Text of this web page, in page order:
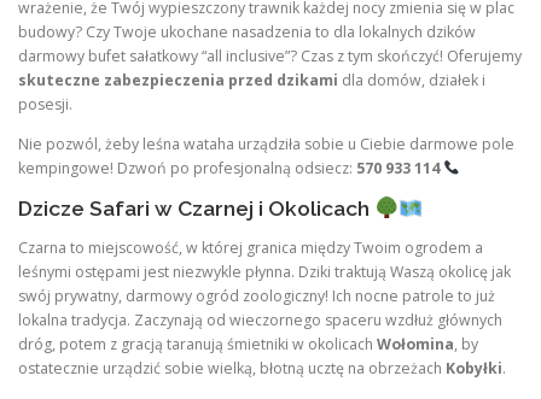
wrażenie, że Twój wypieszczony trawnik każdej nocy zmienia się w plac
budowy? Czy Twoje ukochane nasadzenia to dla lokalnych dzików
darmowy bufet sałatkowy “all inclusive”? Czas z tym skończyć! Oferujemy
skuteczne zabezpieczenia przed dzikami dla domów, działek i
posesji.
Nie pozwól, żeby leśna wataha urządziła sobie u Ciebie darmowe pole
kempingowe! Dzwoń po profesjonalną odsiecz: 570 933 114
Dzicze Safari w Czarnej i Okolicach
Czarna to miejscowość, w której granica między Twoim ogrodem a
leśnymi ostępami jest niezwykle płynna. Dziki traktują Waszą okolicę jak
swój prywatny, darmowy ogród zoologiczny! Ich nocne patrole to już
lokalna tradycja. Zaczynają od wieczornego spaceru wzdłuż głównych
dróg, potem z gracją taranują śmietniki w okolicach Wołomina, by
ostatecznie urządzić sobie wielką, błotną ucztę na obrzeżach Kobyłki.